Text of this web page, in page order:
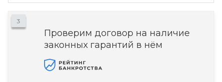
3
Проверим договор на наличие
законных гарантий в нём